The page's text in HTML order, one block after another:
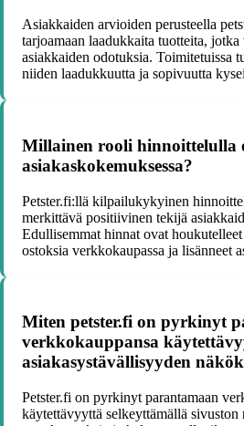
Asiakkaiden arvioiden perusteella
tarjoamaan laadukkaita tuotteita, jotka
asiakkaiden odotuksia. Toimitetuissa
niiden laadukkuutta ja sopivuutta
Millainen rooli hinnoittelulla
asiakaskokemuksessa?
Petster.fi:llä kilpailukykyinen
merkittävä positiivinen tekijä
Edullisemmat hinnat ovat
ostoksia verkkokaupassa ja lisänneet
Miten petster.fi on pyrkinyt
verkkokauppansa
asiakasystävällisyyden
Petster.fi on pyrkinyt parantamaan
käytettävyyttä selkeyttämällä sivuston